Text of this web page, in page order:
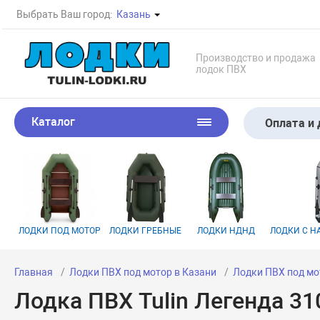
Выбрать Ваш город: Казань
Производство и продажа
лодок ПВХ
Каталог Оплата и
ЛОДКИ ПОД МОТОР ЛОДКИ ГРЕБНЫЕ ЛОДКИ НДНД ЛОДКИ С
Главная Лодки ПВХ под мотор в Казани Лодки ПВХ под
Лодка ПВХ Tulin Легенда